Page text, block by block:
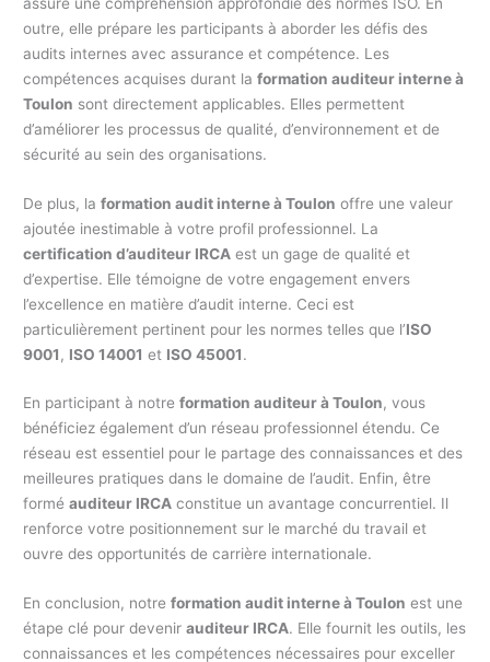
outre, elle prépare les participants à aborder les défis des
audits internes avec assurance et compétence. Les
compétences acquises durant laformation auditeur interne à
Toulon sont directement applicables. Elles permettent
d’améliorer les processus de qualité, d’environnement et de
sécurité au sein des organisations.
De plus, laformation audit interne à Toulon offre une valeur
ajoutée inestimable à votre profil professionnel. La
certification d’auditeur IRCA est un gage de qualité et
d’expertise. Elle témoigne de votre engagement envers
l’excellence en matière d’audit interne. Ceci est
particulièrement pertinent pour les normes telles que l’ISO
9001 , ISO 14001 et ISO 45001.
En participant à notreformation auditeur à Toulon, vous
bénéficiez également d’un réseau professionnel étendu. Ce
réseau est essentiel pour le partage des connaissances et des
meilleures pratiques dans le domaine de l’audit. Enfin, être
forméauditeur IRCA constitue un avantage concurrentiel. Il
renforce votre positionnement sur le marché du travail et
ouvre des opportunités de carrière internationale.
En conclusion, notreformation audit interne à Toulon est une
étape clé pour devenirauditeur IRCA. Elle fournit les outils, les
connaissances et les compétences nécessaires pour exceller